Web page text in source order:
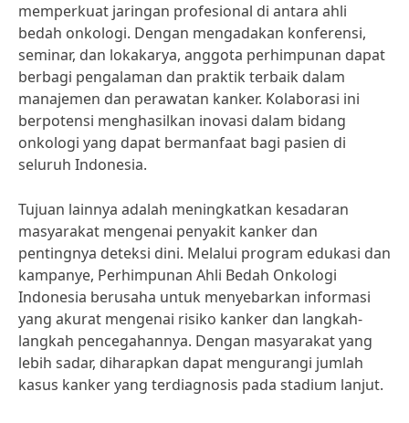
memperkuat jaringan profesional di antara ahli
bedah onkologi. Dengan mengadakan konferensi,
seminar, dan lokakarya, anggota perhimpunan dapat
berbagi pengalaman dan praktik terbaik dalam
manajemen dan perawatan kanker. Kolaborasi ini
berpotensi menghasilkan inovasi dalam bidang
onkologi yang dapat bermanfaat bagi pasien di
seluruh Indonesia.
Tujuan lainnya adalah meningkatkan kesadaran
masyarakat mengenai penyakit kanker dan
pentingnya deteksi dini. Melalui program edukasi dan
kampanye, Perhimpunan Ahli Bedah Onkologi
Indonesia berusaha untuk menyebarkan informasi
yang akurat mengenai risiko kanker dan langkah-
langkah pencegahannya. Dengan masyarakat yang
lebih sadar, diharapkan dapat mengurangi jumlah
kasus kanker yang terdiagnosis pada stadium lanjut.